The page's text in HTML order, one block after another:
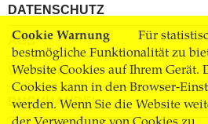
Cookie Warnung
Für
bestmögliche Funktionalität zu
Website Cookies auf Ihrem Gerät.
Cookies kann in den Browser-
werden. Wenn Sie die Website
DATENSCHUTZ
AGB
VERSAND
BUCHHANDEL